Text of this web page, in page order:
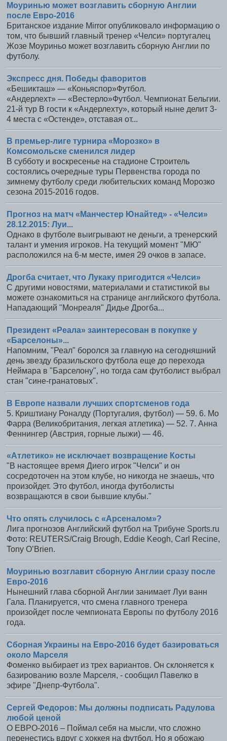
Моуринью может возглавить сборную Англии
после Евро-2016
Британское издание Mirror опубликовало информацию о
том, что бывший главный тренер «Челси» португалец
Жозе Моуриньо может возглавить сборную Англии по
футболу.
Экспресс дня. Победы фаворитов
«Бешикташ» — «Коньяспор»Футбол.
«Андерлехт» — «Вестерло»Футбол. Чемпионат Бельгии.
21-й тур В гости к «Андерлехту», который ныне делит 3-
4 места с «Остенде», отставая от...
В премьер-лиге турнира «Морозко» в
Комсомольске сменился лидер
В субботу и воскресенье на стадионе Строитель
состоялись очередные туры Первенства города по
зимнему футболу среди любительских команд Морозко
сезона 2015-2016 годов.
Прогноз на матч «Манчестер Юнайтед» - «Челси»
28.12.2015: Луи...
Однако в футболе выигрывают не деньги, а тренерский
талант и умения игроков. На текущий момент "МЮ"
расположился на 6-м месте, имея 29 очков в запасе.
Дрогба считает, что Лукаку пригодится «Челси»
С другими новостями, материалами и статистикой вы
можете ознакомиться на странице английского футбола.
Нападающий "Монреаля" Дидье Дрогба...
Президент «Реала» заинтересован в покупке у
«Барселоны»...
Напомним, "Реал" боролся за главную на сегодняшний
день звезду бразильского футбола еще до перехода
Неймара в "Барселону", но тогда сам футболист выбрал
стан "сине-гранатовых".
В Европе назвали лучших спортсменов года
5. Криштиану Роналду (Португалия, футбол) — 59. 6. Мо
Фарра (Великобритания, легкая атлетика) — 52. 7. Анна
Феннингер (Австрия, горные лыжи) — 46.
«Атлетико» не исключает возвращение Косты
"В настоящее время Диего игрок "Челси" и он
сосредоточен на этом клубе, но никогда не знаешь, что
произойдет. Это футбол, иногда футболисты
возвращаются в свои бывшие клубы."
Что опять случилось с «Арсеналом»?
Лига прогнозов Английский футбол на Трибуне Sports.ru
Фото: REUTERS/Craig Brough, Eddie Keogh, Carl Recine,
Tony O’Brien.
Моуринью возглавит сборную Англии сразу после
Евро-2016
Нынешний глава сборной Англии занимает Луи ванн
Гала. Планируется, что смена главного тренера
произойдет после чемпионата Европы по футболу 2016
года.
Сборная Украины на Евро-2016 будет базироваться
около Марселя
Фоменко выбирает из трех вариантов. Он склоняется к
базированию возле Марселя, - сообщил Павелко в
эфире "Днепр-Футбола".
Сергей Федоров: Мы должны подписать Радулова
любой ценой
О ЕВРО-2016 – Поймал себя на мысли, что сложно
перенестись вдруг с хоккея на футбол. Но я обожаю